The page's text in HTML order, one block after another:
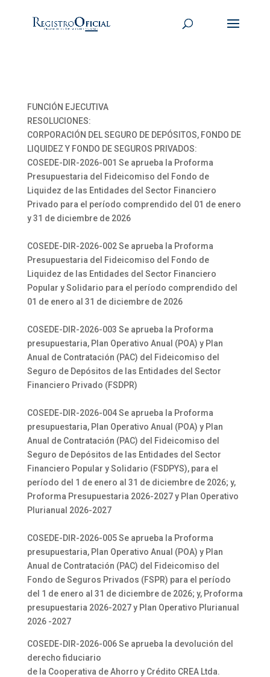
FUNCIÓN EJECUTIVA
RESOLUCIONES:
CORPORACIÓN DEL SEGURO DE DEPÓSITOS, FONDO DE
LIQUIDEZ Y FONDO DE SEGUROS PRIVADOS:
COSEDE-DIR-2026-001 Se aprueba la Proforma
Presupuestaria del Fideicomiso del Fondo de
Liquidez de las Entidades del Sector Financiero
Privado para el período comprendido del 01 de enero
y 31 de diciembre de 2026
COSEDE-DIR-2026-002 Se aprueba la Proforma
Presupuestaria del Fideicomiso del Fondo de
Liquidez de las Entidades del Sector Financiero
Popular y Solidario para el período comprendido del
01 de enero al 31 de diciembre de 2026
COSEDE-DIR-2026-003 Se aprueba la Proforma
presupuestaria, Plan Operativo Anual (POA) y Plan
Anual de Contratación (PAC) del Fideicomiso del
Seguro de Depósitos de las Entidades del Sector
Financiero Privado (FSDPR)
COSEDE-DIR-2026-004 Se aprueba la Proforma
presupuestaria, Plan Operativo Anual (POA) y Plan
Anual de Contratación (PAC) del Fideicomiso del
Seguro de Depósitos de las Entidades del Sector
Financiero Popular y Solidario (FSDPYS), para el
período del 1 de enero al 31 de diciembre de 2026; y,
Proforma Presupuestaria 2026-2027 y Plan Operativo
Plurianual 2026-2027
COSEDE-DIR-2026-005 Se aprueba la Proforma
presupuestaria, Plan Operativo Anual (POA) y Plan
Anual de Contratación (PAC) del Fideicomiso del
Fondo de Seguros Privados (FSPR) para el período
del 1 de enero al 31 de diciembre de 2026; y, Proforma
presupuestaria 2026-2027 y Plan Operativo Plurianual
2026 -2027
COSEDE-DIR-2026-006 Se aprueba la devolución del
derecho fiduciario
de la Cooperativa de Ahorro y Crédito CREA Ltda.